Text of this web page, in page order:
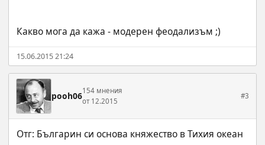
Какво мога да кажа - модерен феодализъм ;)
15.06.2015 21:24
pooh06154 мнения
от 12.2015
#3